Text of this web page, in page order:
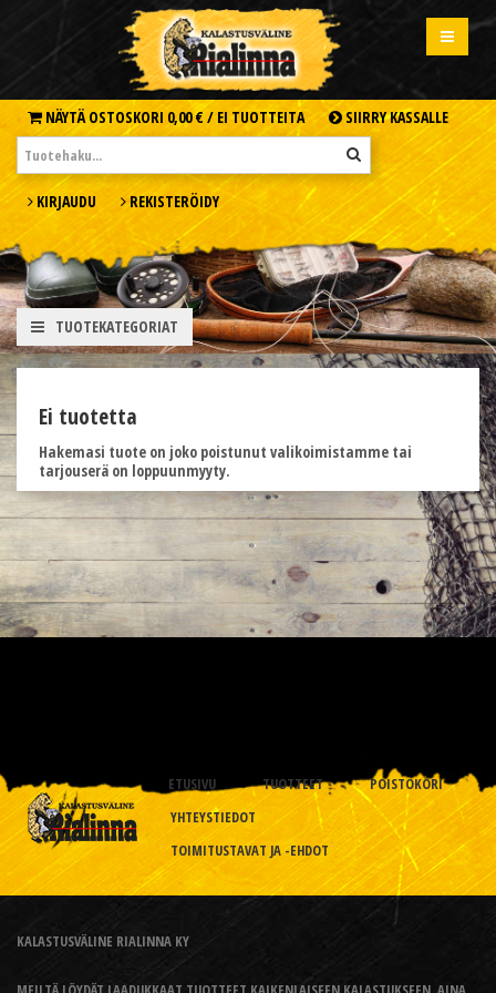
NÄYTÄ OSTOSKORI 0,00 € / EI TUOTTEITA SIIRRY KASSALLE
KIRJAUDU REKISTERÖIDY
TUOTEKATEGORIAT
Ei tuotetta
Hakemasi tuote on joko poistunut valikoimistamme tai
tarjouserä on loppuunmyyty.
ETUSIVU TUOTTEET
POISTOKORI
YHTEYSTIEDOT
TOIMITUSTAVAT JA -EHDOT
KALASTUSVÄLINE RIALINNA KY